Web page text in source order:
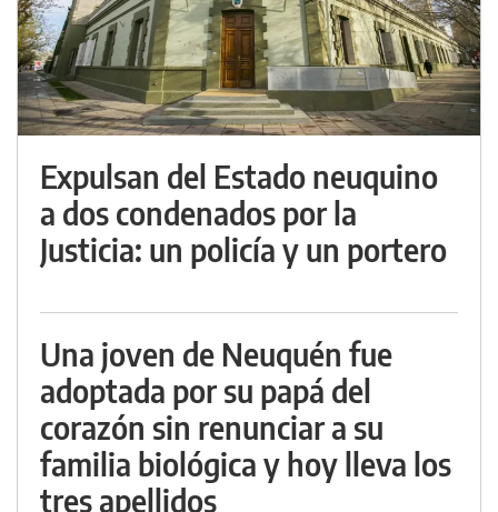
Expulsan del Estado neuquino
a dos condenados por la
Justicia: un policía y un portero
Una joven de Neuquén fue
adoptada por su papá del
corazón sin renunciar a su
familia biológica y hoy lleva los
tres apellidos